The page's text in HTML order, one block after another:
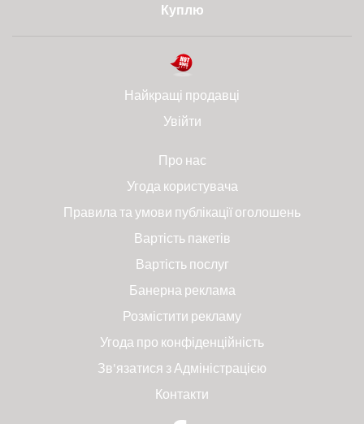
Куплю
Найкращі продавці
Увійти
Про нас
Угода користувача
Правила та умови публікації оголошень
Вартість пакетів
Вартість послуг
Банерна реклама
Розмістити рекламу
Угода про конфіденційність
Зв'язатися з Адміністрацією
Контакти